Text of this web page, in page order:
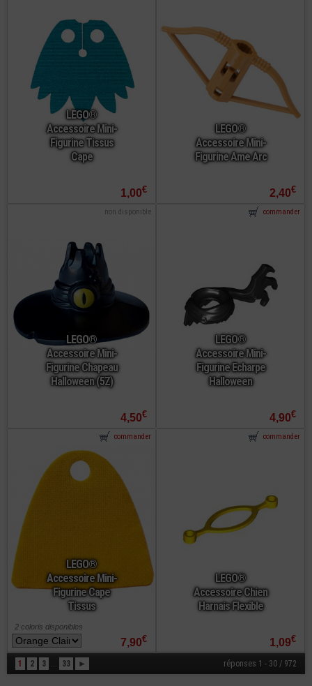
LEGO®
Accessoire Mini-
Figurine Tissus
Cape
1,00€
LEGO®
Accessoire Mini-
Figurine Ame Arc
2,40€
LEGO®
Accessoire Mini-
Figurine Chapeau
Halloween (5Z)
4,50€
non disponible
LEGO®
Accessoire Mini-
Figurine Echarpe
Halloween
4,90€
commander
LEGO®
Accessoire Mini-
Figurine Cape
Tissus
7,90€
commander
2 coloris disponibles
LEGO®
Accessoire Chien
Harnais Flexible
1,09€
commander
1 2 3 ... 33 ► réponses 1 - 30 / 972